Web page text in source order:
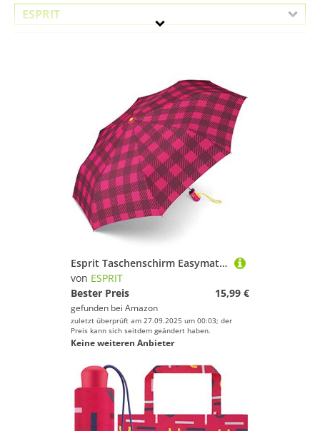
ESPRIT
Esprit Taschenschirm Easymatic Light Gingham Checks - pink
von ESPRIT
Bester Preis
15,99 €
gefunden bei Amazon
zuletzt überprüft am 27.09.2025 um 00:03; der
Preis kann sich seitdem geändert haben.
Keine weiteren Anbieter